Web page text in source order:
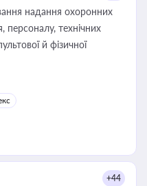
надання охоронних
персоналу, технічних
й фізичної
+44